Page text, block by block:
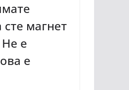
сте магнет
е
е